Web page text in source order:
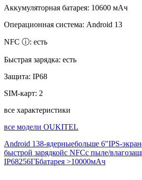
Аккумуляторная батарея: 10600 мАч
Операционная система: Android 13
NFC ⓘ: есть
Быстрая зарядка: есть
Защита: IP68
SIM-карт: 2
все характеристики
все модели OUKITEL
Android 138-ядерныебольше 6"IPS-экран
быстрой зарядкойс NFCс пыле/
IP68256ГБбатарея >10000мАч